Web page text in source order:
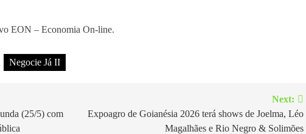
EON – Economia On-line.
Negocie Já II
(25/5) com
Next:
Expoagro de Goianésia 2026 terá shows de Joelma, Léo
Magalhães e Rio Negro & Solimões